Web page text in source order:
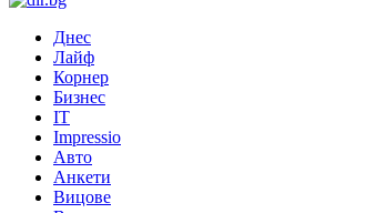
Днес
Лайф
Корнер
Бизнес
IT
Impressio
Авто
Анкети
Вицове